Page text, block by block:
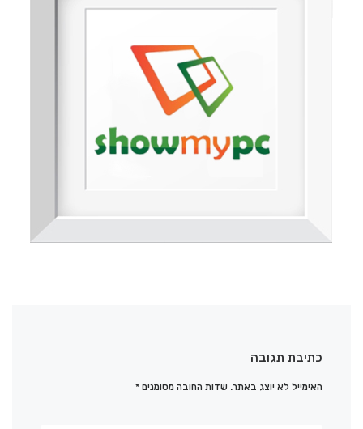
כתיבת תגובה
האימייל לא יוצג באתר. שדות החובה מסומנים*